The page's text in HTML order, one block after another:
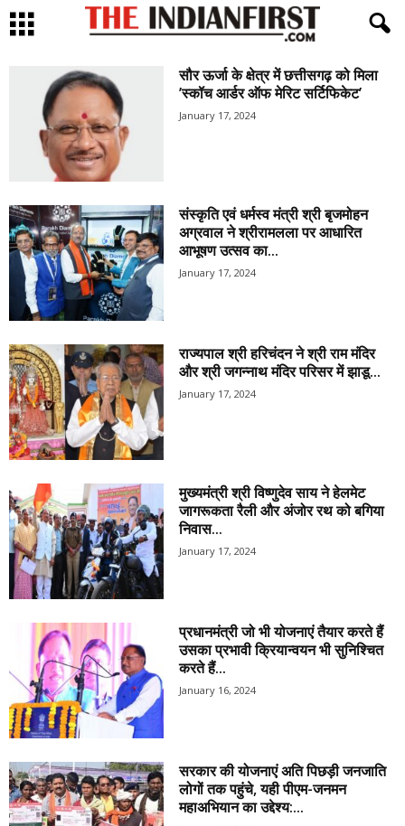
सौर ऊर्जा के क्षेत्र में छत्तीसगढ़ को मिला
’स्कॉच आर्डर ऑफ मेरिट सर्टिफिकेट’
January 17, 2024
संस्कृति एवं धर्मस्व मंत्री श्री बृजमोहन
अग्रवाल ने श्रीरामलला पर आधारित
आभूषण उत्सव का...
January 17, 2024
राज्यपाल श्री हरिचंदन ने श्री राम मंदिर
और श्री जगन्नाथ मंदिर परिसर में झाडू...
January 17, 2024
मुख्यमंत्री श्री विष्णुदेव साय ने हेलमेट
जागरूकता रैली और अंजोर रथ को बगिया
निवास...
January 17, 2024
प्रधानमंत्री जो भी योजनाएं तैयार करते हैं
उसका प्रभावी क्रियान्वयन भी सुनिश्चित
करते हैं...
January 16, 2024
सरकार की योजनाएं अति पिछड़ी जनजाति
लोगों तक पहुंचे, यही पीएम-जनमन
महाअभियान का उद्देश्य:...